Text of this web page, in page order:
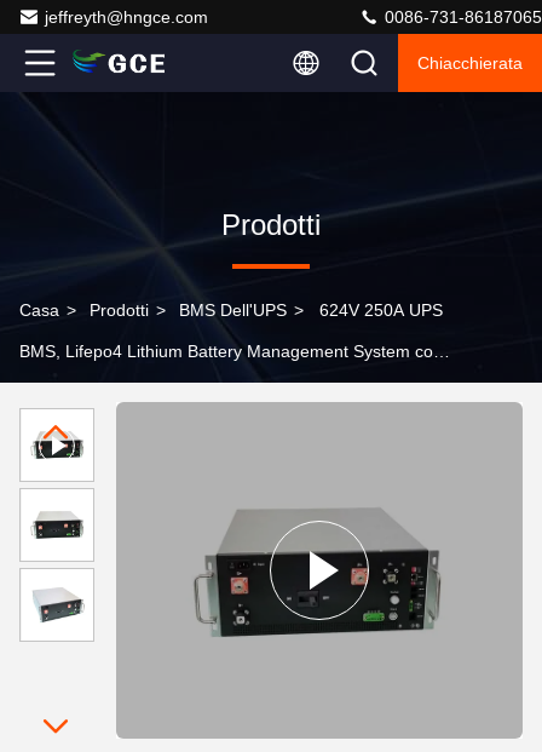
jeffreyth@hngce.com 0086-731-86187065
Chiacchierata
Prodotti
Casa > Prodotti > BMS Dell'UPS > 624V 250A UPS
BMS, Lifepo4 Lithium Battery Management System con